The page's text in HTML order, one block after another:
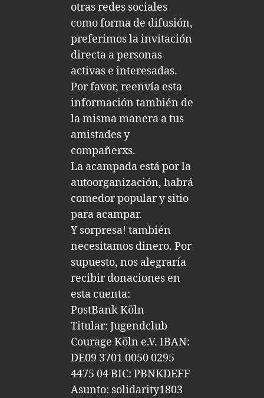
otras redes sociales
como forma de difusión,
preferimos la invitación
directa a personas
activas e interesadas.
Por favor, reenvía esta
información también de
la misma manera a tus
amistades y
compañerxs.
La acampada está por la
autoorganización, habrá
comedor popular y sitio
para acampar.
Y sorpresa! también
necesitamos dinero. Por
supuesto, nos alegraría
recibir donaciones en
esta cuenta:
PostBank Köln
Titular: Jugendclub
Courage Köln e.V. IBAN:
DE09 3701 0050 0295
4475 04 BIC: PBNKDEFF
Asunto: solidarity1803